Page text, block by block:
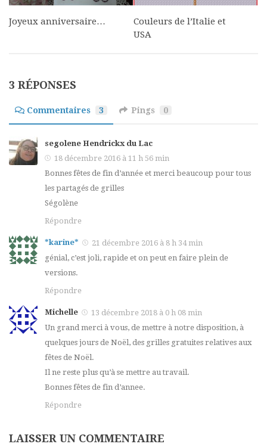
Joyeux anniversaire…
Couleurs de l’Italie et
USA
3 RÉPONSES
Commentaires 3 Pings 0
segolene Hendrickx du Lac
18 décembre 2016 à 11 h 56 min
Bonnes fêtes de fin d’année et merci beaucoup pour tous
les partagés de grilles
Ségolène
Répondre
*karine*
21 décembre 2016 à 8 h 34 min
génial, c’est joli, rapide et on peut en faire plein de
versions.
Répondre
Michelle
13 décembre 2018 à 0 h 08 min
Un grand merci à vous, de mettre à notre disposition, à
quelques jours de Noël, des grilles gratuites relatives aux
fêtes de Noël.
Il ne reste plus qu’à se mettre au travail.
Bonnes fêtes de fin d’annee.
Répondre
LAISSER UN COMMENTAIRE